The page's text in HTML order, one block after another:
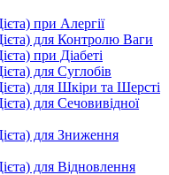
при Алергії
для Контролю Ваги
при Діабеті
для Суглобів
для Шкіри та Шерсті
для Сечовивідної
для Зниження
для Відновлення